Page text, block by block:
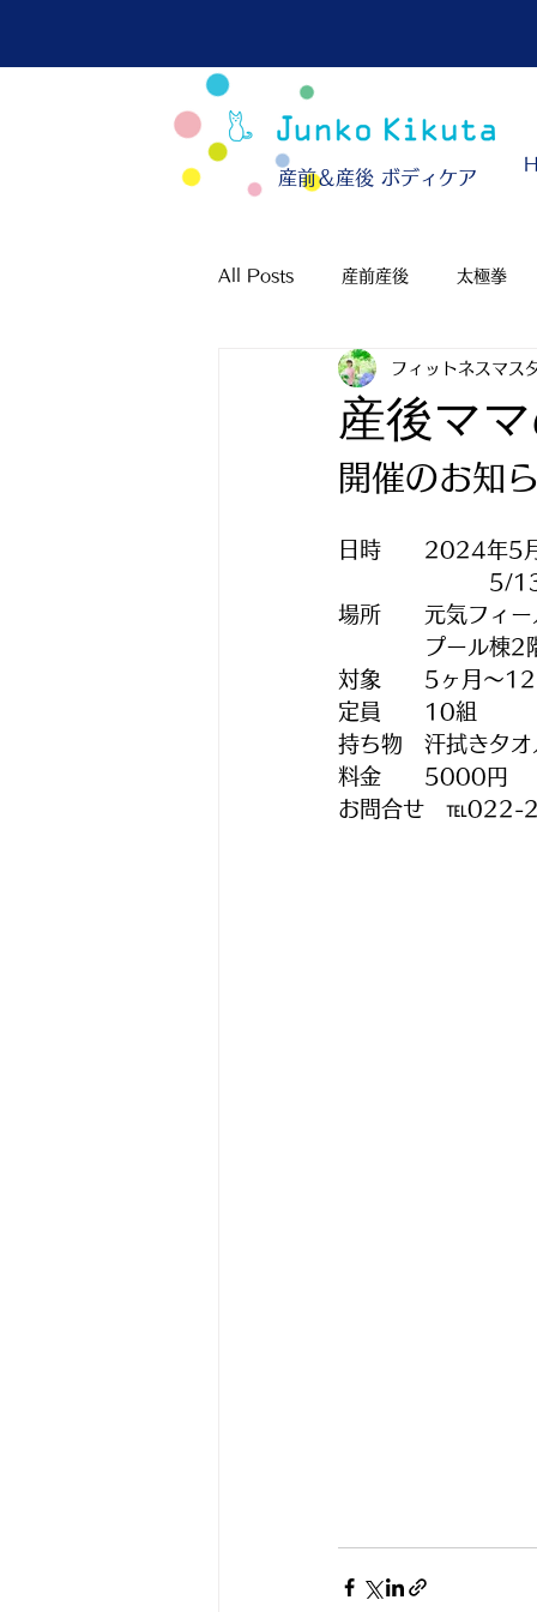
​産前＆産後 ボディケア
All Posts 産前産後 太極拳
産後マ
フィットネスマス
開催のお知
日時　　2024年5
5/13　5/
場所　　元気フィ
プール棟2階
対象　　5ヶ月～
定員　　10組
持ち物　汗拭きタ
料金　　5000円
お問合せ　℡022-